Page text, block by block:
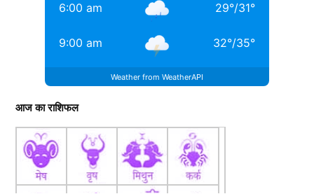
6:00 am 29°/31°
9:00 am 32°/35°
Weather from WeatherAPI
आज का राशिफल